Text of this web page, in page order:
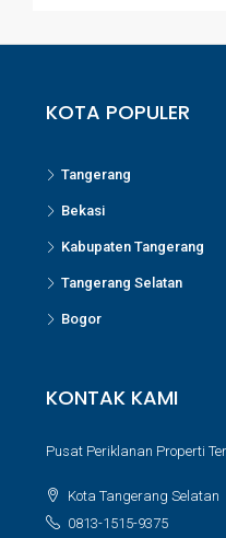
KOTA POPULER
Tangerang
Bekasi
Kabupaten Tangerang
Tangerang Selatan
Bogor
KONTAK KAMI
Pusat Periklanan Properti
Kota Tangerang Selatan
0813-1515-9375